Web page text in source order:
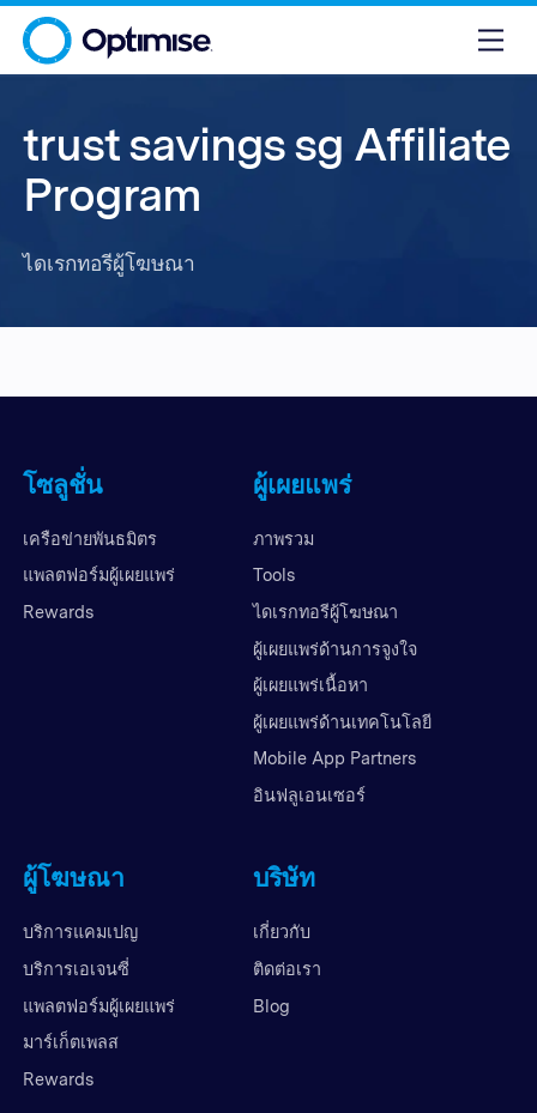
trust savings sg Affiliate
Program
ไดเรกทอรีผู้โฆษณา
โซลูชั่น
เครือข่ายพันธมิตร
แพลตฟอร์มผู้เผยแพร่
Rewards
ผู้เผยแพร่
ภาพรวม
Tools
ไดเรกทอรีผู้โฆษณา
ผู้เผยแพร่ด้านการจูงใจ
ผู้เผยแพร่เนื้อหา
ผู้เผยแพร่ด้านเทคโนโลยี
Mobile App Partners
อินฟลูเอนเซอร์
ผู้โฆษณา
บริการแคมเปญ
บริการเอเจนซี่
แพลตฟอร์มผู้เผยแพร่
มาร์เก็ตเพลส
Rewards
บริษัท
เกี่ยวกับ
ติดต่อเรา
Blog